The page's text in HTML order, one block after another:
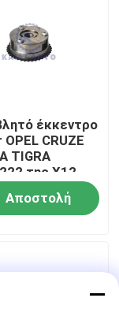
έκκεντρο
OPEL CRUZE
TIGRA
της X12
Z10XE Z10XEP
Αποστολή